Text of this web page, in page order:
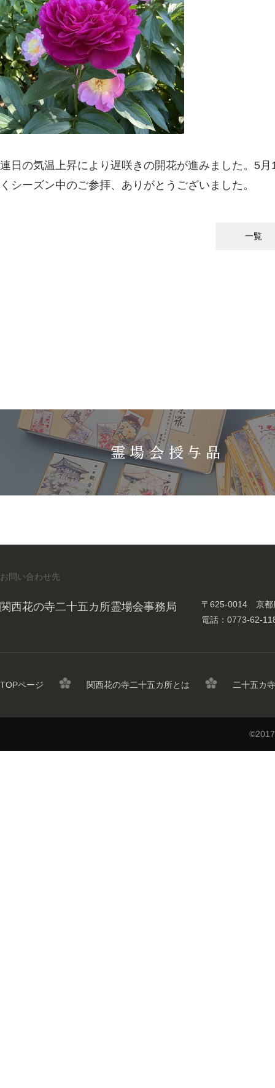
連日の気温上昇により遅咲きの開花が進みました。5
くシーズン中のご参拝、ありがとうございました。
一覧
お問い合わせ先
関西花の寺二十五カ所霊場会事務局
〒625-0014 京都
電話：0773-62-
TOPページ 関西花の寺二十五カ所とは 二十五カ